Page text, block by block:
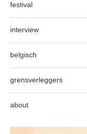
festival
interview
belgisch
grensverleggers
about